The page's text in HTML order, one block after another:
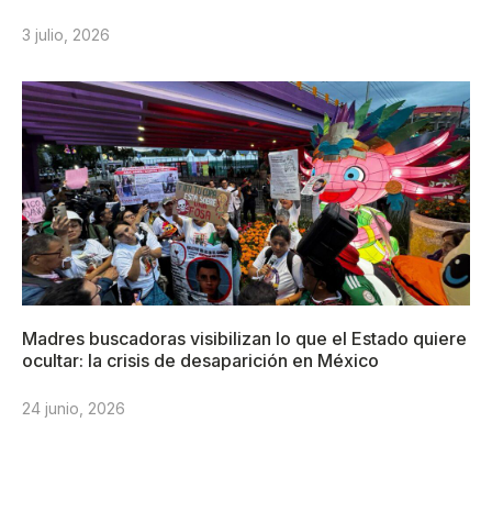
3 julio, 2026
Madres buscadoras visibilizan lo que el Estado quiere
ocultar: la crisis de desaparición en México
24 junio, 2026